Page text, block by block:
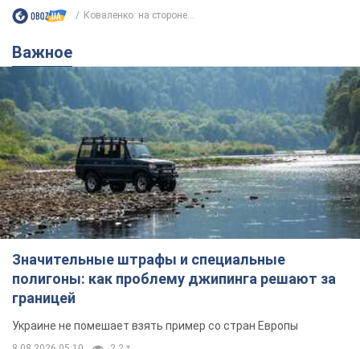
Коваленко: на стороне...
Важное
Значительные штрафы и специальные
полигоны: как проблему джипинга решают за
границей
Украине не помешает взять пример со стран Европы